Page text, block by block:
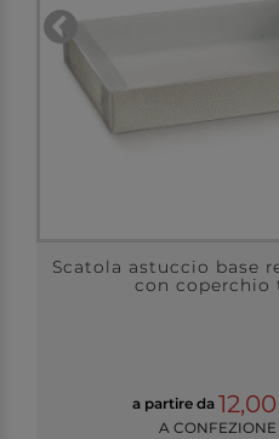
Scatola astuccio base
con coperchio
a partire da
A CONFEZIONE